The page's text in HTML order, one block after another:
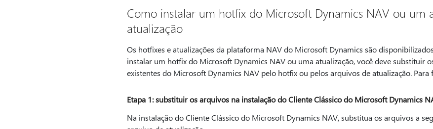
Como instalar um hotfix do Microsoft Dynamics NAV ou um
atualização
Os hotfixes e atualizações da plataforma NAV do Microsoft Dynamics são
instalar um hotfix do Microsoft Dynamics NAV ou uma atualização, você deve substituir
existentes do Microsoft Dynamics NAV pelo hotfix ou pelos arquivos de atualização. Para
Etapa 1: substituir os arquivos na instalação do Cliente Clássico do Microsoft Dynamics
Na instalação do Cliente Clássico do Microsoft Dynamics NAV, substitua os arquivos a